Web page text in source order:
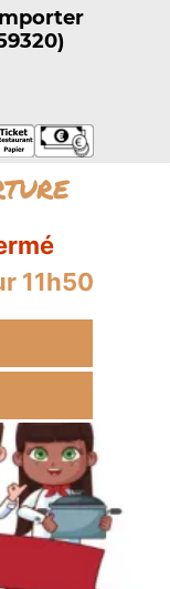
11h50